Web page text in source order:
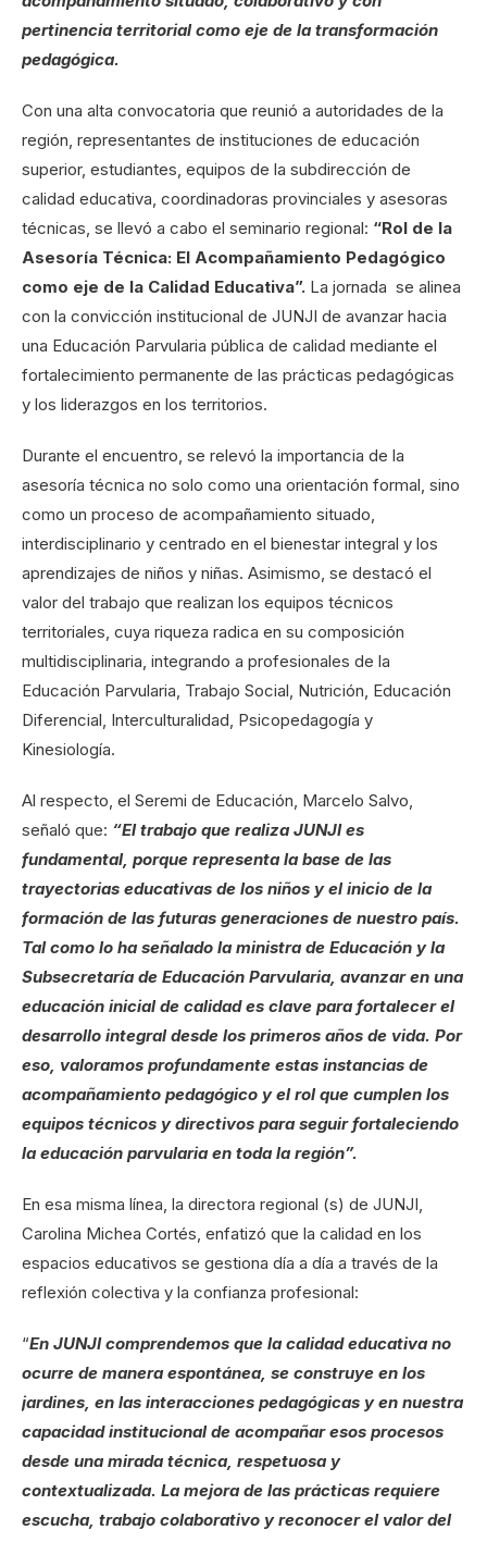
pertinencia territorial como eje de la transformación
pedagógica.
Con una alta convocatoria que reunió a autoridades de la
región, representantes de instituciones de educación
superior, estudiantes, equipos de la subdirección de
calidad educativa, coordinadoras provinciales y asesoras
técnicas, se llevó a cabo el seminario regional: “Rol de la
Asesoría Técnica: El Acompañamiento Pedagógico
como eje de la Calidad Educativa”. La jornada se alinea
con la convicción institucional de JUNJI de avanzar hacia
una Educación Parvularia pública de calidad mediante el
fortalecimiento permanente de las prácticas pedagógicas
y los liderazgos en los territorios.
Durante el encuentro, se relevó la importancia de la
asesoría técnica no solo como una orientación formal, sino
como un proceso de acompañamiento situado,
interdisciplinario y centrado en el bienestar integral y los
aprendizajes de niños y niñas. Asimismo, se destacó el
valor del trabajo que realizan los equipos técnicos
territoriales, cuya riqueza radica en su composición
multidisciplinaria, integrando a profesionales de la
Educación Parvularia, Trabajo Social, Nutrición, Educación
Diferencial, Interculturalidad, Psicopedagogía y
Kinesiología.
Al respecto, el Seremi de Educación, Marcelo Salvo,
señaló que: “El trabajo que realiza JUNJI es
fundamental, porque representa la base de las
trayectorias educativas de los niños y el inicio de la
formación de las futuras generaciones de nuestro país.
Tal como lo ha señalado la ministra de Educación y la
Subsecretaría de Educación Parvularia, avanzar en una
educación inicial de calidad es clave para fortalecer el
desarrollo integral desde los primeros años de vida. Por
eso, valoramos profundamente estas instancias de
acompañamiento pedagógico y el rol que cumplen los
equipos técnicos y directivos para seguir fortaleciendo
la educación parvularia en toda la región”.
En esa misma línea, la directora regional (s) de JUNJI,
Carolina Michea Cortés, enfatizó que la calidad en los
espacios educativos se gestiona día a día a través de la
reflexión colectiva y la confianza profesional:
“En JUNJI comprendemos que la calidad educativa no
ocurre de manera espontánea, se construye en los
jardines, en las interacciones pedagógicas y en nuestra
capacidad institucional de acompañar esos procesos
desde una mirada técnica, respetuosa y
contextualizada. La mejora de las prácticas requiere
escucha, trabajo colaborativo y reconocer el valor del